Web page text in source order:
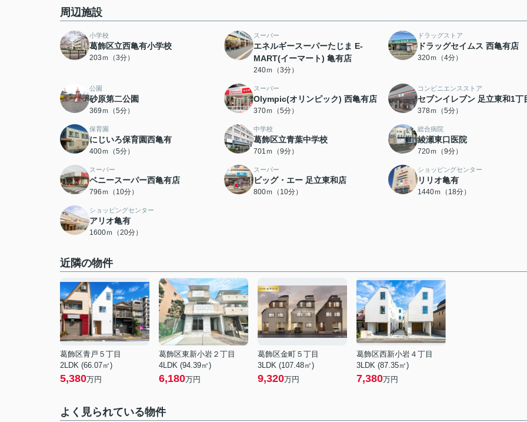
周辺施設
小学校
葛飾区立西亀有小学校
203ｍ（3分）
スーパー
エネルギースーパーたじま E-
MART(イーマート) 亀有店
240ｍ（3分）
ドラッグストア
ドラッグセイムス 西亀有店
320ｍ（4分）
公園
砂原第二公園
369ｍ（5分）
スーパー
Olympic(オリンピック) 西亀有店
370ｍ（5分）
コンビニエンスストア
セブンイレブン 足立東和1丁
378ｍ（5分）
保育園
にじいろ保育園西亀有
400ｍ（5分）
中学校
葛飾区立青葉中学校
701ｍ（9分）
総合病院
綾瀬東口医院
720ｍ（9分）
スーパー
ベニースーパー西亀有店
796ｍ（10分）
スーパー
ビッグ・エー 足立東和店
800ｍ（10分）
ショッピングセンター
リリオ亀有
1440ｍ（18分）
ショッピングセンター
アリオ亀有
1600ｍ（20分）
近隣の物件
葛飾区青戸５丁目
2LDK (66.07㎡)
5,380万円
葛飾区東新小岩２丁目
4LDK (94.39㎡)
6,180万円
葛飾区金町５丁目
3LDK (107.48㎡)
9,320万円
葛飾区西新小岩４丁目
3LDK (87.35㎡)
7,380万円
よく見られている物件